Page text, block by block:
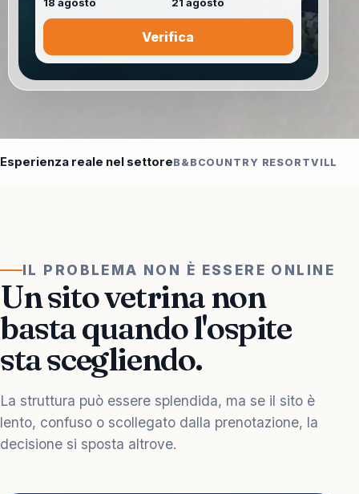
18 agosto 21 agosto
Verifica
Esperienza reale nel settoreB&B COUNTRY RESORTVILLE
IL PROBLEMA NON È ESSERE ONLINE
Un sito vetrina non
basta quando l'ospite
sta scegliendo.
La struttura può essere splendida, ma se il sito è
lento, confuso o scollegato dalla prenotazione, la
decisione si sposta altrove.